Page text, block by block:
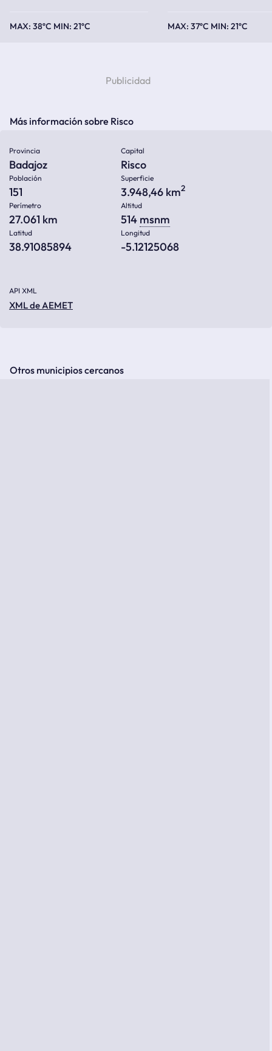
38ºC 21ºC 37ºC 21ºC
Más información sobre Risco
Provincia
Badajoz
Capital
Risco
Población
151
Superficie
3.948,46 km2
Perímetro
27.061 km
Altitud
514 msnm
Latitud
38.91085894
Longitud
-5.12125068
API XML
XML de AEMET
Otros municipios cercanos